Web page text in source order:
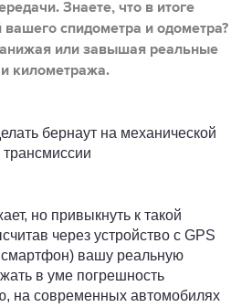
Знаете, что в итоге
вашего спидометра и одометра?
или завышая реальные
и километража.
бернаут на механической
трансмиссии
но привыкнуть к такой
через устройство с GPS
вашу реальную
в уме погрешность
на современных автомобилях